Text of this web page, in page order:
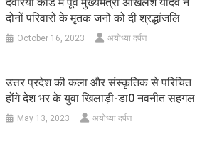
देवरिया कांड में पूर्व मुख्यमंत्री अखिलेश यादव ने
दोनों परिवारों के मृतक जनों को दी श्रद्धांजलि
October 16, 2023 अयोध्या दर्पण
उत्तर प्रदेश की कला और संस्कृतिक से परिचित
होंगे देश भर के युवा खिलाड़ी-डा0 नवनीत सहगल
May 13, 2023 अयोध्या दर्पण